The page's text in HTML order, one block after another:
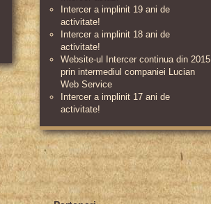
Intercer a implinit 19 ani de
activitate!
Intercer a implinit 18 ani de
activitate!
Website-ul Intercer continua din 2015
prin intermediul companiei Lucian
Web Service
Intercer a implinit 17 ani de
activitate!